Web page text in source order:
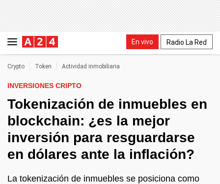
En vivo Radio La Red
Crypto Token Actividad inmobiliaria
INVERSIONES CRIPTO
Tokenización de inmuebles en
blockchain: ¿es la mejor
inversión para resguardarse
en dólares ante la inflación?
La tokenización de inmuebles se posiciona como